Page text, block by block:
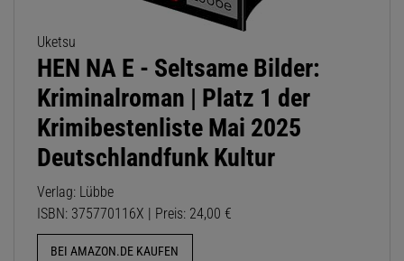
Uketsu
HEN NA E - Seltsame Bilder:
Kriminalroman | Platz 1 der
Krimibestenliste Mai 2025
Deutschlandfunk Kultur
Verlag: Lübbe
ISBN: 375770116X | Preis: 24,00 €
BEI AMAZON.DE KAUFEN